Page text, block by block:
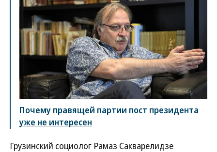
Почему правящей партии пост президента
уже не интересен
Грузинский социолог Рамаз Сакварелидзе